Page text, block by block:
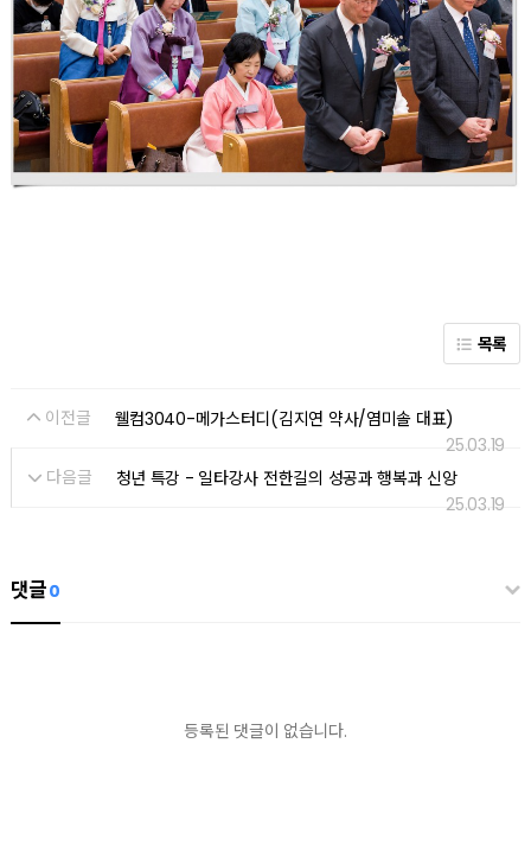
목록
이전글
웰컴3040-메가스터디(김지연 약사/염미솔 대표)
25.03.19
다음글
청년 특강 - 일타강사 전한길의 성공과 행복과 신앙
25.03.19
댓글0
등록된 댓글이 없습니다.